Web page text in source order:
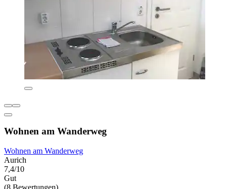
Wohnen am Wanderweg
Wohnen am Wanderweg
Aurich
7,4/10
Gut